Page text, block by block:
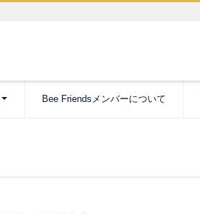
Bee Friendsメンバーについて